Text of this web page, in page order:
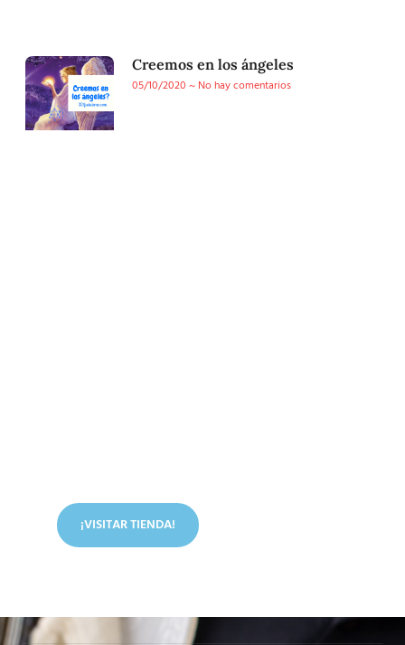
Creemos en los ángeles
05/10/2020
No hay comentarios
¡VISITAR TIENDA!